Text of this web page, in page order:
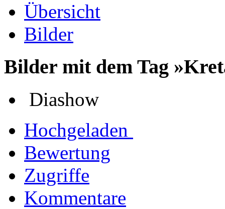
Übersicht
Bilder
Bilder mit dem Tag
Diashow
Hochgeladen
Bewertung
Zugriffe
Kommentare